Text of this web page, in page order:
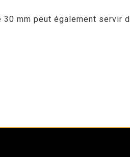
mm peut également servir